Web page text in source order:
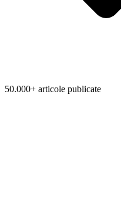
50.000+ articole publicate